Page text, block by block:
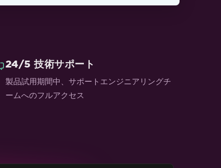
24/5 技術サポート
製品試用期間中、サポートエンジニアリングチ
ームへのフルアクセス